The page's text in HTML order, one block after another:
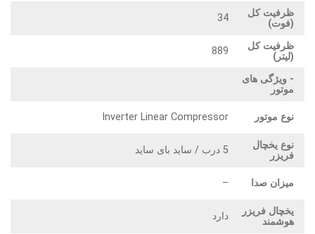
ظرفیت کل
(فوت)
34
ظرفیت کل
(لیتر)
889
- ویژگی های
موتور
نوع موتور Inverter Linear Compressor
نوع یخچال
فریزر
5 درب / ساید بای ساید
میزان صدا –
یخچال فریزر
هوشمند
دارد